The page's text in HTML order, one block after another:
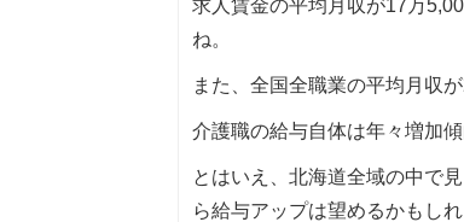
求人賃金の平均月収が17万
ね。
また、全国全職業の平均月収
介護職の給与自体は年々増加
とはいえ、北海道全域の中で
ら給与アップは望めるかもしれ